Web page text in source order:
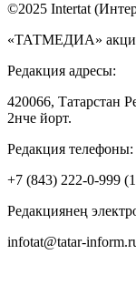
©2025 Intertat
«ТАТМЕДИА»
Редакция адресы:
420066, Татарстан
2нче йорт.
Редакция телефоны:
+7 (843) 222-0-999
Редакциянең
infotat@tatar-